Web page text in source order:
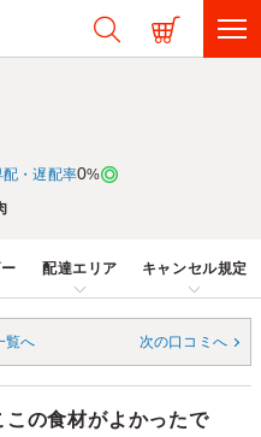
配・遅配率0%
配達エリア キャンセル規定
覧へ 次の口コミへ
この食材がよかったで